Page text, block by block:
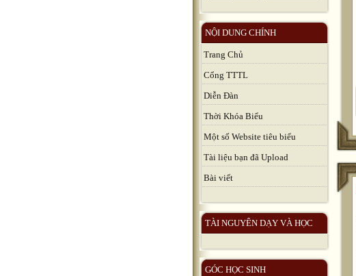
NỘI DUNG CHÍNH
Trang Chủ
Cổng TTTL
Diễn Đàn
Thời Khóa Biểu
Một số Website tiêu biểu
Tài liệu bạn đã Upload
Bài viết
TÀI NGUYÊN DẠY VÀ HỌC
GÓC HỌC SINH